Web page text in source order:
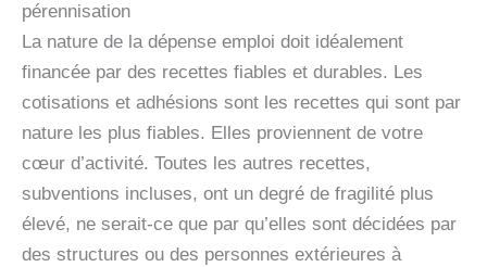
pérennisation
La nature de la dépense emploi doit idéalement
financée par des recettes fiables et durables. Les
cotisations et adhésions sont les recettes qui sont par
nature les plus fiables. Elles proviennent de votre
cœur d’activité. Toutes les autres recettes,
subventions incluses, ont un degré de fragilité plus
élevé, ne serait-ce que par qu’elles sont décidées par
des structures ou des personnes extérieures à